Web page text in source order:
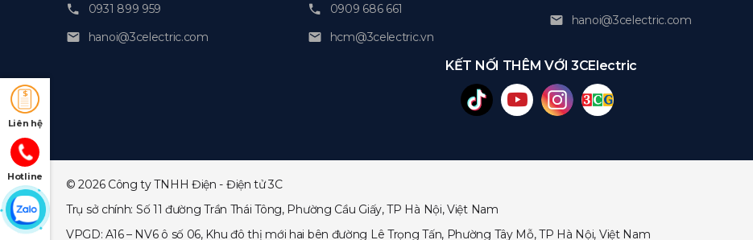
Liên hệ
Hotline
0931 899 959
hanoi@3celectric.com
0909 686 661
hcm@3celectric.vn
hanoi@3celectric.com
KẾT NỐI THÊM VỚI 3CElectric
© 2026 Công ty TNHH Điện - Điện tử 3C
Trụ sở chính: Số 11 đường Trần Thái Tông, Phường Cầu Giấy, TP Hà Nội, Việt Nam
VPGD: A16 – NV6 ô số 06, Khu đô thị mới hai bên đường Lê Trọng Tấn, Phường Tây Mỗ, TP Hà Nội, Việt Nam